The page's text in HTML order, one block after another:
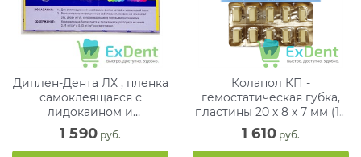
Диплен-Дента ЛХ , пленка
самоклеящаяся с
лидокаином и
хлоргексидином (50 мм х
100 мм)
1 590 руб.
Колапол КП -
гемостатическая губка,
пластины 20 х 8 х 7 мм (10
шт)
1 610 руб.